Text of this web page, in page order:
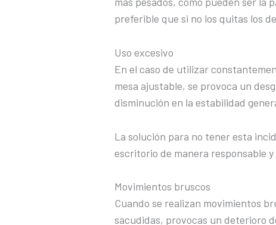
preferible que si no los quitas los
Uso excesivo
En el caso de utilizar
mesa ajustable, se provoca un
disminución en la estabilidad
La solución para no tener esta
escritorio de manera responsable
Movimientos bruscos
Cuando se realizan movimientos
sacudidas, provocas un deterioro